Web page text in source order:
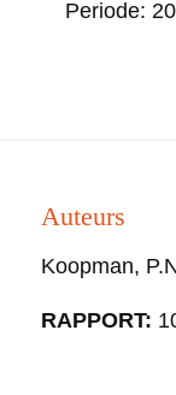
Periode:
Auteurs
Koopman,
RAPPORT: